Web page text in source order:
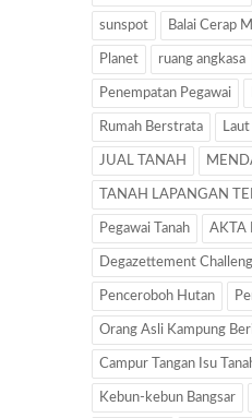
sunspot Balai Cerap
Planet ruang angkasa
Penempatan Pegawai
Rumah Berstrata
JUAL TANAH
TANAH LAPANGAN
Pegawai Tanah AKTA
Degazettement
Penceroboh Hutan
Orang Asli Kampung
Campur Tangan Isu
Kebun-kebun Bangsar